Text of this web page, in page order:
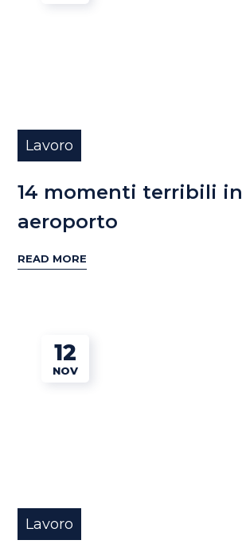
Lavoro
14 momenti terribili in
aeroporto
READ MORE
12
NOV
Lavoro